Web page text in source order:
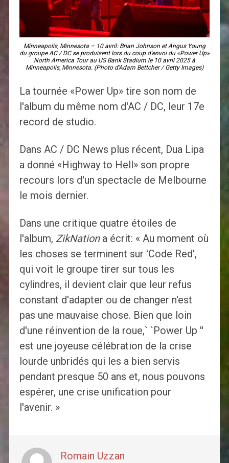
Minneapolis, Minnesota – 10 avril: Brian Johnson et Angus Young
du groupe AC / DC se produisent lors du coup d'envoi du «Power Up»
North America Tour au US Bank Stadium le 10 avril 2025 à
Minneapolis, Minnesota. (Photo d'Adam Bettcher / Getty Images)
La tournée «Power Up» tire son nom de
l'album du même nom d'AC / DC, leur 17e
record de studio.
Dans AC / DC News plus récent, Dua Lipa
a donné «Highway to Hell» son propre
recours lors d'un spectacle de Melbourne
le mois dernier.
Dans une critique quatre étoiles de
l'album, ZikNation a écrit: « Au moment où
les choses se terminent sur 'Code Red',
qui voit le groupe tirer sur tous les
cylindres, il devient clair que leur refus
constant d'adapter ou de changer n'est
pas une mauvaise chose. Bien que loin
d'une réinvention de la roue,` `Power Up ''
est une joyeuse célébration de la crise
lourde unbridés qui les a bien servis
pendant presque 50 ans et, nous pouvons
espérer, une crise unification pour
l'avenir. »
Romain Uzzan